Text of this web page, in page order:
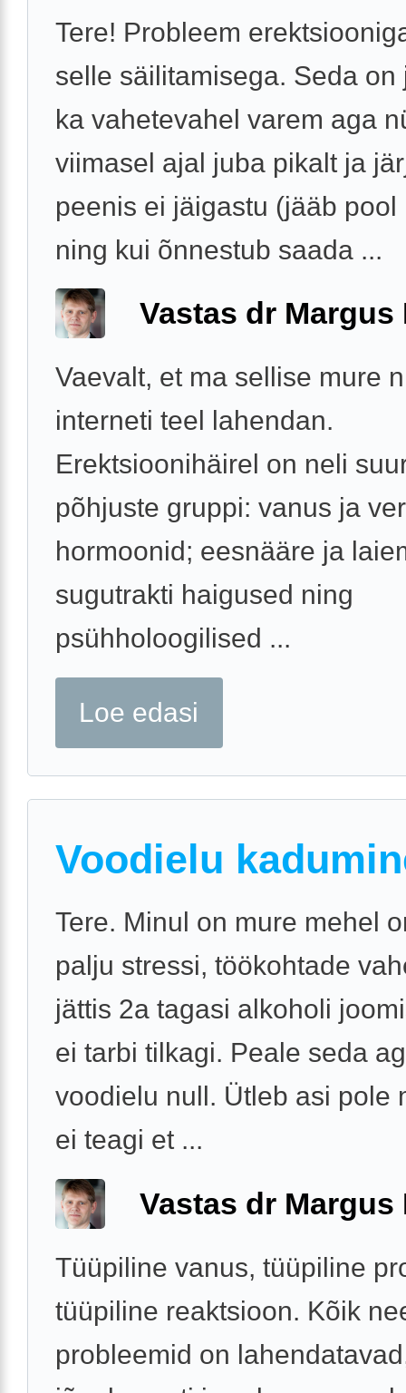
Tere! Probleem
selle säilitamisega. Seda on
ka vahetevahel varem aga
viimasel ajal juba pikalt ja
peenis ei jäigastu (jääb pool
ning kui õnnestub saada ...
Vastas dr Margus
Vaevalt, et ma sellise mure
interneti teel lahendan.
Erektsioonihäirel on neli
põhjuste gruppi: vanus ja
hormoonid; eesnääre ja
sugutrakti haigused ning
psühholoogilised ...
Loe edasi
Voodielu
Tere. Minul on mure mehel
palju stressi, töökohtade
jättis 2a tagasi alkoholi
ei tarbi tilkagi. Peale seda
voodielu null. Ütleb asi pole
ei teagi et ...
Vastas dr Margus
Tüüpiline vanus, tüüpiline
tüüpiline reaktsioon. Kõik
probleemid on